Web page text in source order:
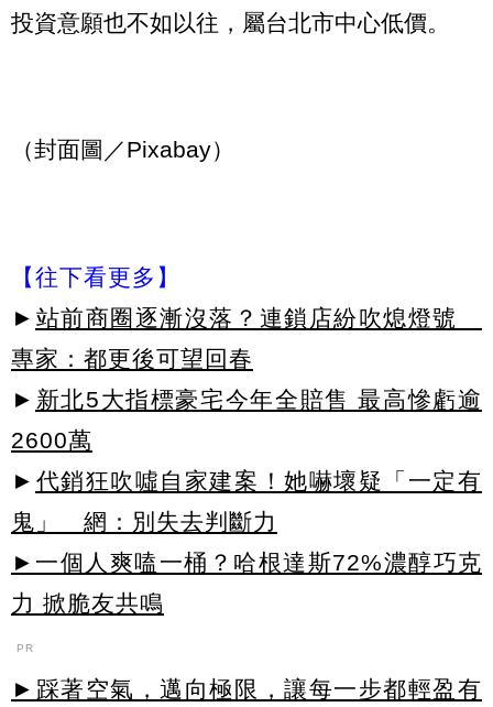
投資意願也不如以往，屬台北市中心低價。
（封面圖／Pixabay）
【往下看更多】
► 站前商圈逐漸沒落？連鎖店紛吹熄燈號
專家：都更後可望回春
► 新北5大指標豪宅今年全賠售 最高慘虧逾
2600萬
► 代銷狂吹噓自家建案！她嚇壞疑「一定有
鬼」 網：別失去判斷力
►一個人爽嗑一桶？哈根達斯72%濃醇巧克
力 掀脆友共鳴
PR
►踩著空氣，邁向極限，讓每一步都輕盈有